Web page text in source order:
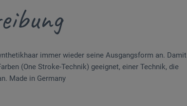
immer wieder seine Ausgangsform an. Damit
(One Stroke-Technik) geeignet, einer Technik, die
Made in Germany